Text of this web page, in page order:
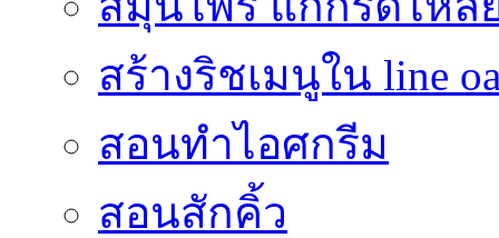
สร้างริชเมนูใน line
สอนทำไอศกรีม
สอนสักคิ้ว